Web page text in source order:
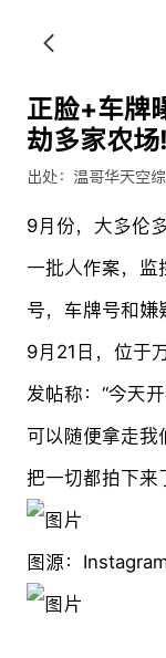
正脸+车牌
劫多家农场!
出处：温哥华天空
9月份，大多伦
一批人作案，监
号，车牌号和嫌
9月21日，位于
发帖称：“今天
可以随便拿走我
把一切都拍下来
图源：